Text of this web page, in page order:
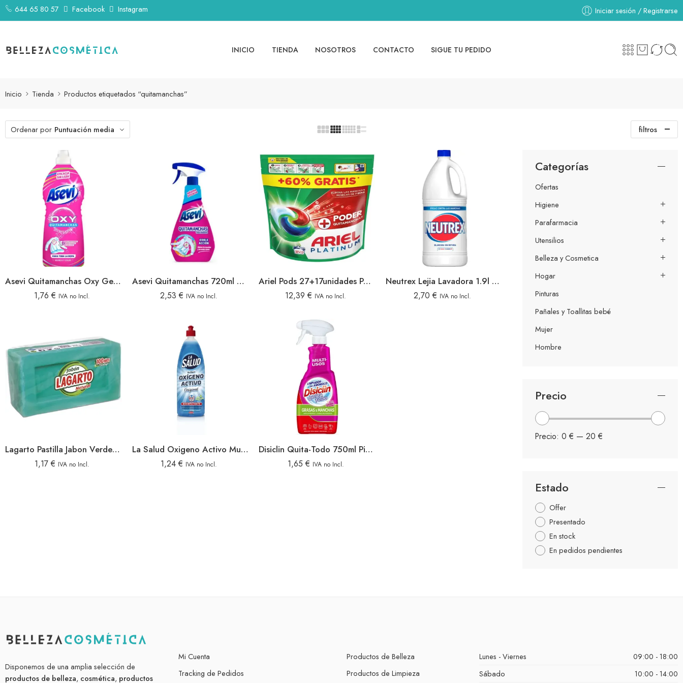
644 65 80 57 Facebook Instagram Iniciar sesión / Registrarse
INICIO TIENDA NOSOTROS CONTACTO SIGUE TU PEDIDO
Inicio Tienda Productos etiquetados “quitamanchas”
filtros
Ordenar por Puntuación media
Asevi Quitamanchas Oxy Gel 1,1 Litro
1,76€ IVA no Incl.
Asevi Quitamanchas 720ml Pistola
2,53€ IVA no Incl.
Ariel Pods 27+17unidades Poder Manchas Platinum
12,39€ IVA no Incl.
Neutrex Lejia Lavadora 1.9l Clasica
2,70€ IVA no Incl.
Lagarto Pastilla Jabon Verde 250gr
1,17€ IVA no Incl.
La Salud Oxigeno Activo Multiusos 1l
1,24€ IVA no Incl.
Disiclin Quita-Todo 750ml Pistola
1,65 € IVA no Incl.
Categorías
Ofertas
Higiene
Parafarmacia
Utensilios
Belleza y Cosmetica
Hogar
Pinturas
Pañales y Toallitas bebé
Mujer
Hombre
Precio
Precio: 0 € — 20 €
Estado
Offer
Presentado
En stock
En pedidos pendientes
Disponemos de una amplia selección de
productos de belleza, cosmética, productos
Mi Cuenta
Tracking de Pedidos
Productos de Belleza
Productos de Limpieza
Lunes - Viernes
09:00 - 18:00
Sábado
10:00 - 14:00